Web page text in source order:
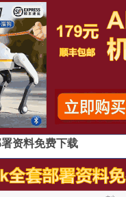
资料免费下载